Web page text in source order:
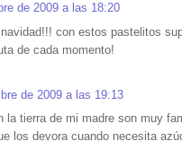
de 2009 a las 18:20
con estos pastelitos
de cada momento!
de 2009 a las 19:13
la tierra de mi madre son muy
los devora cuando necesita